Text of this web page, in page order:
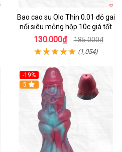
Bao cao su Olo Thin 0.01 đỏ gai
nổi siêu mỏng hộp 10c giá tốt
130.000₫ 185.000₫
(1,054)
-19%
5